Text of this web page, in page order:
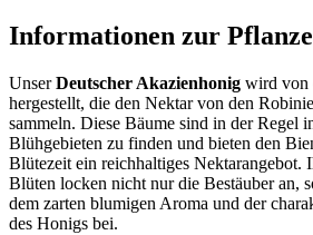
Informationen zur Pflanze
UnserDeutscher Akazienhonig wird von
hergestellt, die den Nektar von den
sammeln. Diese Bäume sind in der Regel
Blühgebieten zu finden und bieten den
Blütezeit ein reichhaltiges Nektarangebot.
Blüten locken nicht nur die Bestäuber an,
dem zarten blumigen Aroma und der
des Honigs bei.